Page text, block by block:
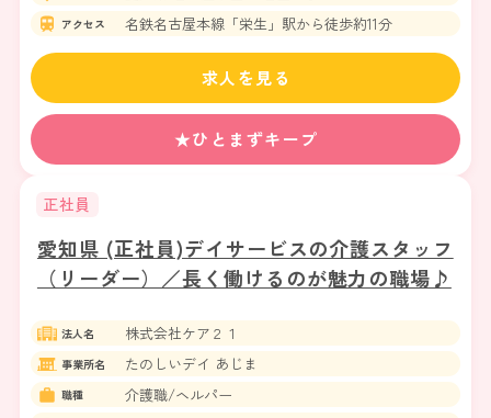
アクセス 名鉄名古屋本線「栄生」駅から徒歩約11分
★ひとまずキープ
求人を見る
正社員
愛知県 (正社員)デイサービスの介護スタッフ
（リーダー）／長く働けるのが魅力の職場♪
法人名 株式会社ケア２１
事業所名 たのしいデイ あじま
職種 介護職/ヘルパー